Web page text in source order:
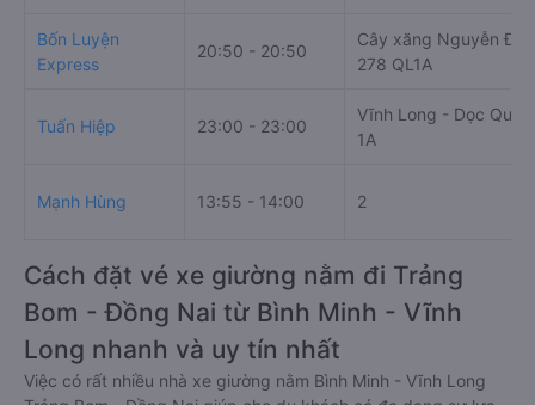
Bốn Luyện
Express
20:50 - 20:50
Cây xăng Nguyễn Đạt,
278 QL1A
Tuấn Hiệp 23:00 - 23:00
Vĩnh Long - Dọc Quốc
1A
Mạnh Hùng 13:55 - 14:00 2
Cách đặt vé xe giường nằm đi Trảng
Bom - Đồng Nai từ Bình Minh - Vĩnh
Long nhanh và uy tín nhất
Việc có rất nhiều nhà xe giường nằm Bình Minh - Vĩnh Long